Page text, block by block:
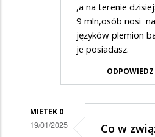
,a na terenie
9 mln,osób nosi
języków plemion
je posiadasz.
ODPOWIEDZ
MIETEK 0
19/01/2025
Co w